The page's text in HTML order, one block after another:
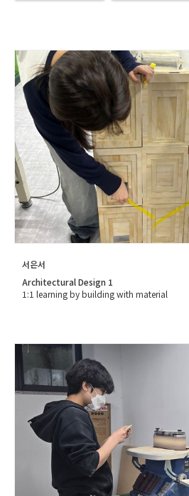
서은서
Architectural Design 1
1:1 learning by building with material